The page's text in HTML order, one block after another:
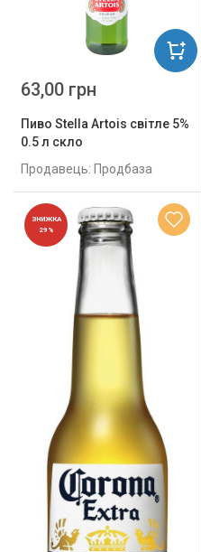
Пиво Stella Artois світле 5%
0.5 л скло
Продавець: Продбаза
63,00 грн
ЗНИЖКА
29%